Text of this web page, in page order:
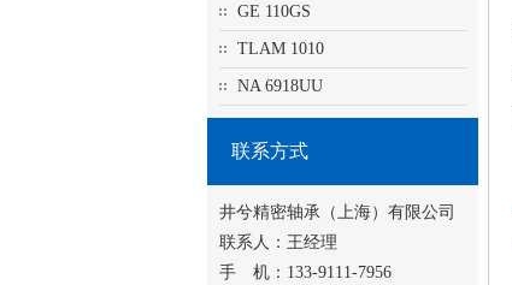
GE 110GS
TLAM 1010
NA 6918UU
联系方式
井兮精密轴承（上海）有限公司
联系人：王经理
手 机：133-9111-7956